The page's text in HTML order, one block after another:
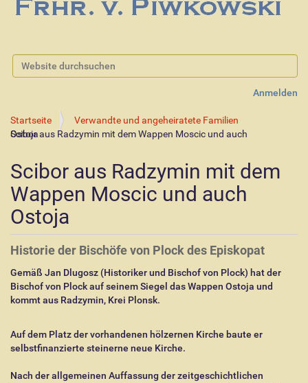
Website durchsuchen
Anmelden
Startseite
Verwandte und angeheiratete Familien
Scibor aus Radzymin mit dem Wappen Moscic und auch Ostoja
Scibor aus Radzymin mit dem
Wappen Moscic und auch
Ostoja
Historie der Bischöfe von Plock des Episkopat
Gemäß Jan Dlugosz (Historiker und Bischof von Plock) hat der
Bischof von Plock auf seinem Siegel das Wappen Ostoja und
kommt aus Radzymin, Krei Plonsk.
Auf dem Platz der vorhandenen hölzernen Kirche baute er
selbstfinanzierte steinerne neue Kirche.
Nach der allgemeinen Auffassung der zeitgeschichtlichen